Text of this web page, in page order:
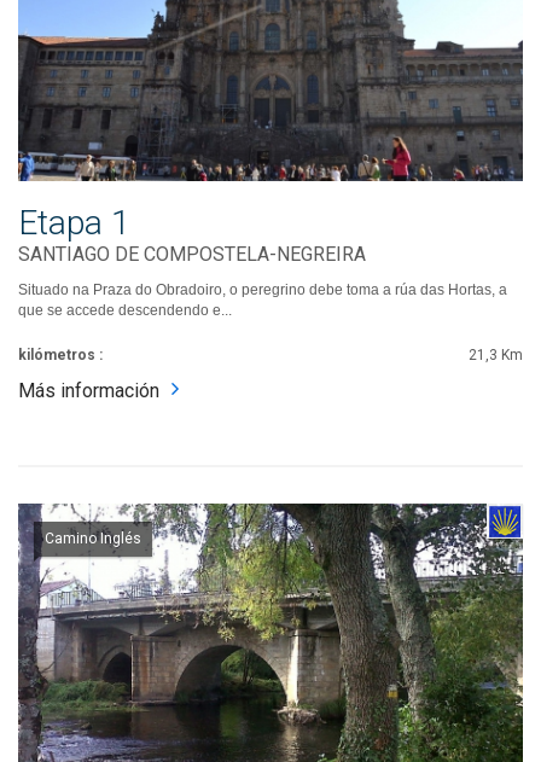
Etapa 1
SANTIAGO DE COMPOSTELA-NEGREIRA
Situado na Praza do Obradoiro, o peregrino debe toma a rúa das Hortas, a
que se accede descendendo e...
kilómetros : 21,3 Km
Más información
Camino Inglés